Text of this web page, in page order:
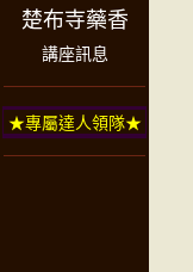
楚布寺藥香
講座訊息
★專屬達人領隊★